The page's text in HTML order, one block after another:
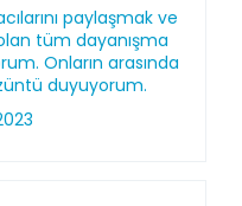
paylaşmak ve
tüm dayanışma
Onların arasında
duyuyorum.